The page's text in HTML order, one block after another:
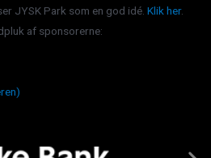
JYSK Park som en god idé. Klik her.
af sponsorerne: